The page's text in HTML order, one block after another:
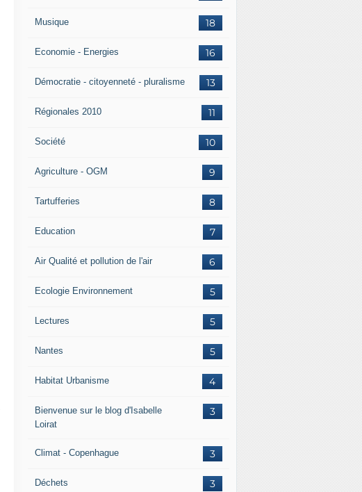
18
Musique
16
Economie - Energies
13
Démocratie - citoyenneté - pluralisme
11
Régionales 2010
10
Société
9
Agriculture - OGM
8
Tartufferies
7
Education
6
Air Qualité et pollution de l'air
5
Ecologie Environnement
5
Lectures
5
Nantes
4
Habitat Urbanisme
3
Bienvenue sur le blog d'Isabelle
Loirat
3
Climat - Copenhague
3
Déchets